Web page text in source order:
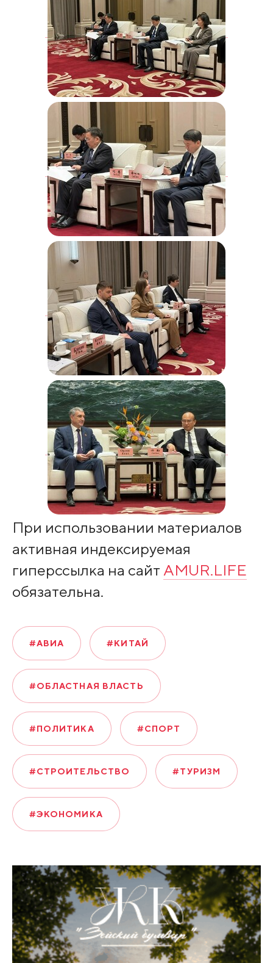
При использовании материалов
активная индексируемая
гиперссылка на сайт AMUR.LIFE
обязательна.
#АВИА #КИТАЙ
#ОБЛАСТНАЯ ВЛАСТЬ
#ПОЛИТИКА #СПОРТ
#СТРОИТЕЛЬСТВО #ТУРИЗМ
#ЭКОНОМИКА